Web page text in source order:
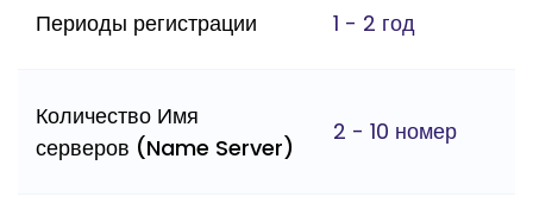
Периоды регистрации 1 - 2 год
Количество Имя
серверов (Name Server)
2 - 10 номер